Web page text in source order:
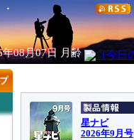
年08月07日 月齢
星ナビ
2026年9月号